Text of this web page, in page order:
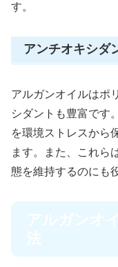
す。
アンチオキシダ
アルガンオイルはポ
シダントも豊富です
を環境ストレスから
ます。また、これら
態を維持するのにも